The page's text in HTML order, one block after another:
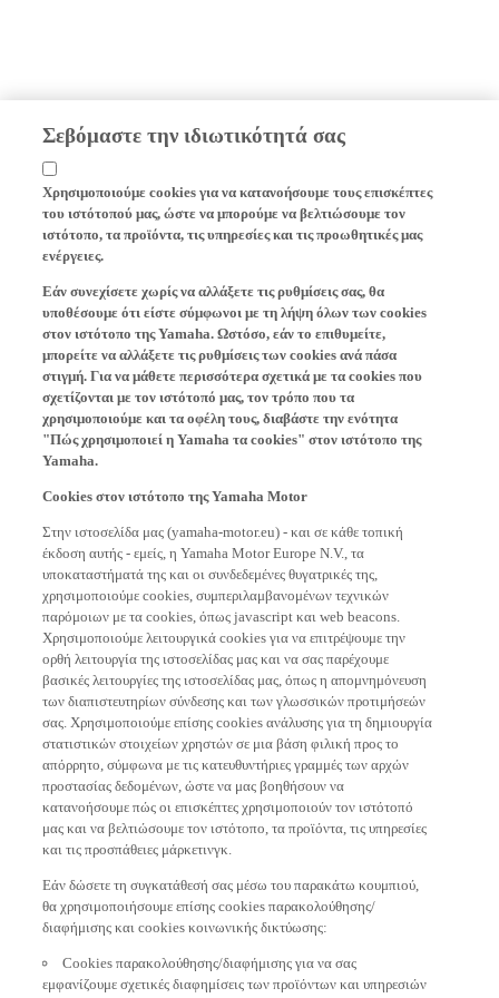
Σεβόμαστε την ιδιωτικότητά σας
Χρησιμοποιούμε cookies για να κατανοήσουμε τους επισκέπτες
του ιστότοπού μας, ώστε να μπορούμε να βελτιώσουμε τον
ιστότοπο, τα προϊόντα, τις υπηρεσίες και τις προωθητικές μας
ενέργειες.
Εάν συνεχίσετε χωρίς να αλλάξετε τις ρυθμίσεις σας, θα
υποθέσουμε ότι είστε σύμφωνοι με τη λήψη όλων των cookies
στον ιστότοπο της Yamaha. Ωστόσο, εάν το επιθυμείτε,
μπορείτε να αλλάξετε τις ρυθμίσεις των cookies ανά πάσα
στιγμή. Για να μάθετε περισσότερα σχετικά με τα cookies που
σχετίζονται με τον ιστότοπό μας, τον τρόπο που τα
χρησιμοποιούμε και τα οφέλη τους, διαβάστε την ενότητα
"Πώς χρησιμοποιεί η Yamaha τα cookies" στον ιστότοπο της
Yamaha.
Cookies στον ιστότοπο της Yamaha Motor
Στην ιστοσελίδα μας (yamaha-motor.eu) - και σε κάθε τοπική
έκδοση αυτής - εμείς, η Yamaha Motor Europe N.V., τα
υποκαταστήματά της και οι συνδεδεμένες θυγατρικές της,
χρησιμοποιούμε cookies, συμπεριλαμβανομένων τεχνικών
παρόμοιων με τα cookies, όπως javascript και web beacons.
Χρησιμοποιούμε λειτουργικά cookies για να επιτρέψουμε την
ορθή λειτουργία της ιστοσελίδας μας και να σας παρέχουμε
βασικές λειτουργίες της ιστοσελίδας μας, όπως η απομνημόνευση
των διαπιστευτηρίων σύνδεσης και των γλωσσικών προτιμήσεών
σας. Χρησιμοποιούμε επίσης cookies ανάλυσης για τη δημιουργία
στατιστικών στοιχείων χρηστών σε μια βάση φιλική προς το
απόρρητο, σύμφωνα με τις κατευθυντήριες γραμμές των αρχών
προστασίας δεδομένων, ώστε να μας βοηθήσουν να
κατανοήσουμε πώς οι επισκέπτες χρησιμοποιούν τον ιστότοπό
μας και να βελτιώσουμε τον ιστότοπο, τα προϊόντα, τις υπηρεσίες
και τις προσπάθειες μάρκετινγκ.
Εάν δώσετε τη συγκατάθεσή σας μέσω του παρακάτω κουμπιού,
θα χρησιμοποιήσουμε επίσης cookies παρακολούθησης/
διαφήμισης και cookies κοινωνικής δικτύωσης:
Cookies παρακολούθησης/διαφήμισης για να σας
εμφανίζουμε σχετικές διαφημίσεις των προϊόντων και υπηρεσιών